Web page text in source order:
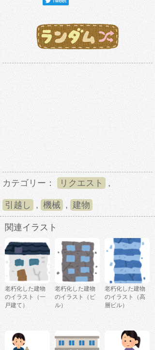
カテゴリー： リクエスト ,
引越し , 機械 , 建物
関連イラスト
老朽化した建物
のイラスト（一
戸建て）
老朽化した建物
のイラスト（ビ
ル）
老朽化した建物
のイラスト（高
層ビル）